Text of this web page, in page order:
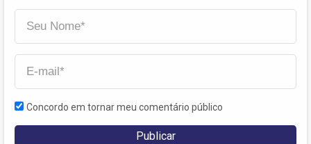
Concordo em tornar meu comentário público